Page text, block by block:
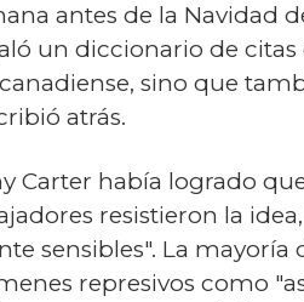
antes de la Navidad
un diccionario de
sino que
atrás.
Carter había logrado
resistieron la
sensibles". La
represivos como